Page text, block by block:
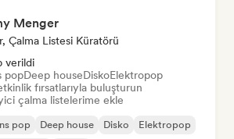
Menger
Çalma Listesi Küratörü
verildi
popDeep houseDiskoElektropop
fırsatlarıyla buluşturun
çalma listelerime ekle
pop Deep house Disko
Elektropop